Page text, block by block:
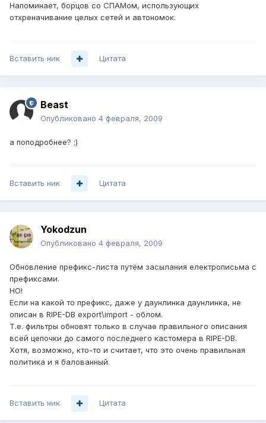
Напоминает, борцов со СПАМом, использующих
отхреначивание целых сетей и автономок.
Вставить ник Цитата
Beast
Опубликовано 4 февраля, 2009
а поподробнее? ;)
Вставить ник Цитата
Yokodzun
Опубликовано 4 февраля, 2009
Обновление префикс-листа путём засылания електрописьма с
префиксами.
НО!
Если на какой то префикс, даже у даунлинка даунлинка, не
описан в RIPE-DB export\import - облом.
Т.е. фильтры обновят только в случае правильного описания
всей цепочки до самого последнего кастомера в RIPE-DB.
Хотя, возможно, кто-то и считает, что это очень правильная
политика и я балованный.
Вставить ник Цитата